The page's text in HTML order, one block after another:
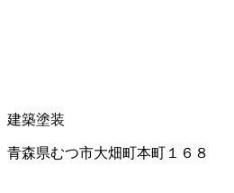
建築塗装
青森県むつ市大畑町本町１６８